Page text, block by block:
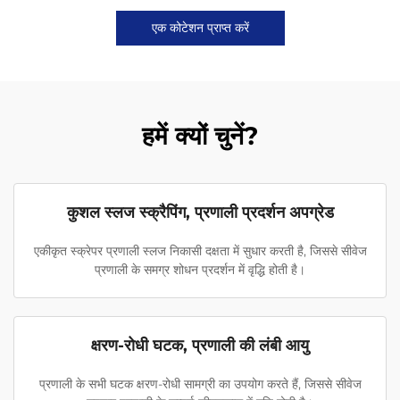
एक कोटेशन प्राप्त करें
हमें क्यों चुनें?
कुशल स्लज स्क्रैपिंग, प्रणाली प्रदर्शन अपग्रेड
एकीकृत स्क्रेपर प्रणाली स्लज निकासी दक्षता में सुधार करती है, जिससे सीवेज
प्रणाली के समग्र शोधन प्रदर्शन में वृद्धि होती है।
क्षरण-रोधी घटक, प्रणाली की लंबी आयु
प्रणाली के सभी घटक क्षरण-रोधी सामग्री का उपयोग करते हैं, जिससे सीवेज